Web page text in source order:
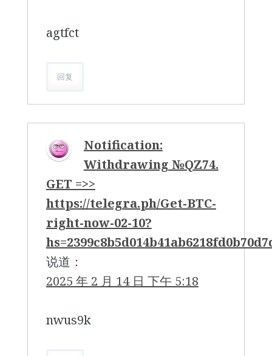
agtfct
回复
Notification:
Withdrawing №QZ74.
GET =>>
https://telegra.ph/Get-BTC-
right-now-02-10?
说道：
2025 年 2 月 14 日 下午 5:18
nwus9k